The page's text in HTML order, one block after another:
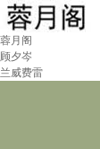
蓉月阁
顾夕岑
兰威费雷